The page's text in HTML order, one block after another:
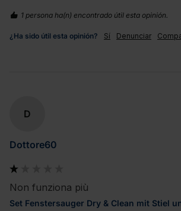
1 persona ha(n) encontrado útil esta opinión.
¿Ha sido útil esta opinión? Sí Denunciar
D
Dottore60
Non funziona più
Set Fenstersauger Dry & Clean mit Stiel